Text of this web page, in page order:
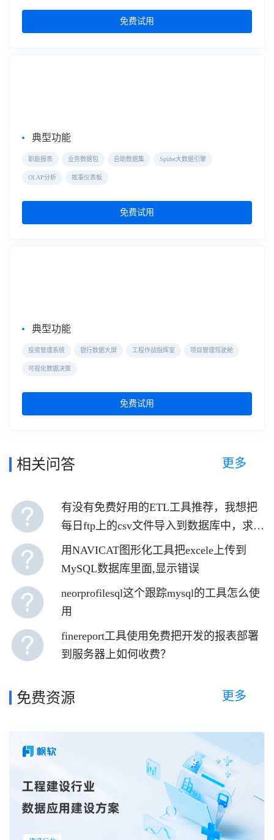
免费试用
典型功能
职能报表 业务数据包 自助数据集 Spider大数据引擎
OLAP分析 故事仪表板
免费试用
典型功能
投资管理系统 银行数据大屏 工程作战指挥室 项目管理驾驶舱
可视化数据决策
免费试用
相关问答 更多
有没有免费好用的ETL工具推荐，我想把
每日ftp上的csv文件导入到数据库中，求好
的ETL工具推荐
用NAVICAT图形化工具把excele上传到
MySQL数据库里面,显示错误
neorprofilesql这个跟踪mysql的工具怎么使
用
finereport工具使用免费把开发的报表部署
到服务器上如何收费？
免费资源 更多